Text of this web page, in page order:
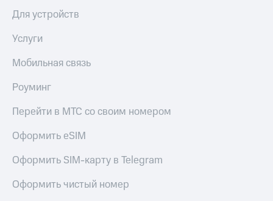
Для устройств
Услуги
Мобильная связь
Роуминг
Перейти в МТС со своим номером
Оформить eSIM
Оформить SIM-карту в Telegram
Оформить чистый номер